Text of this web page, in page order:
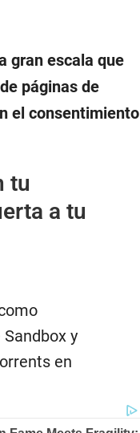
gran escala que
páginas de
el consentimiento
tu
a tu
Sandbox y
en